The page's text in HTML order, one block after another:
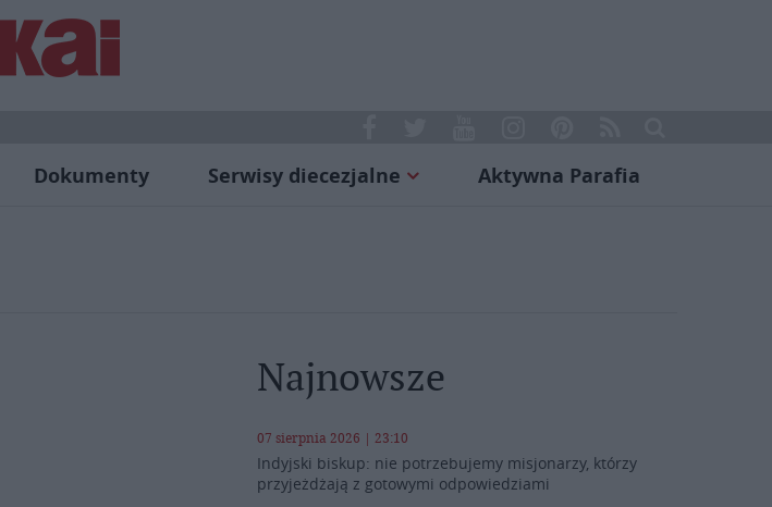
Dokumenty Serwisy diecezjalne Aktywna Parafia
Najnowsze
07 sierpnia 2026 | 23:10
Indyjski biskup: nie potrzebujemy misjonarzy, którzy
przyjeżdżają z gotowymi odpowiedziami